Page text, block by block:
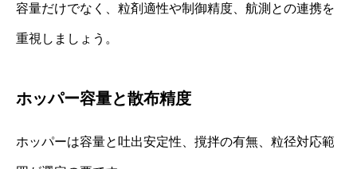
容量だけでなく、粒剤適性や制御精度、航測との連携を
重視しましょう。
ホッパー容量と散布精度
ホッパーは容量と吐出安定性、撹拌の有無、粒径対応範